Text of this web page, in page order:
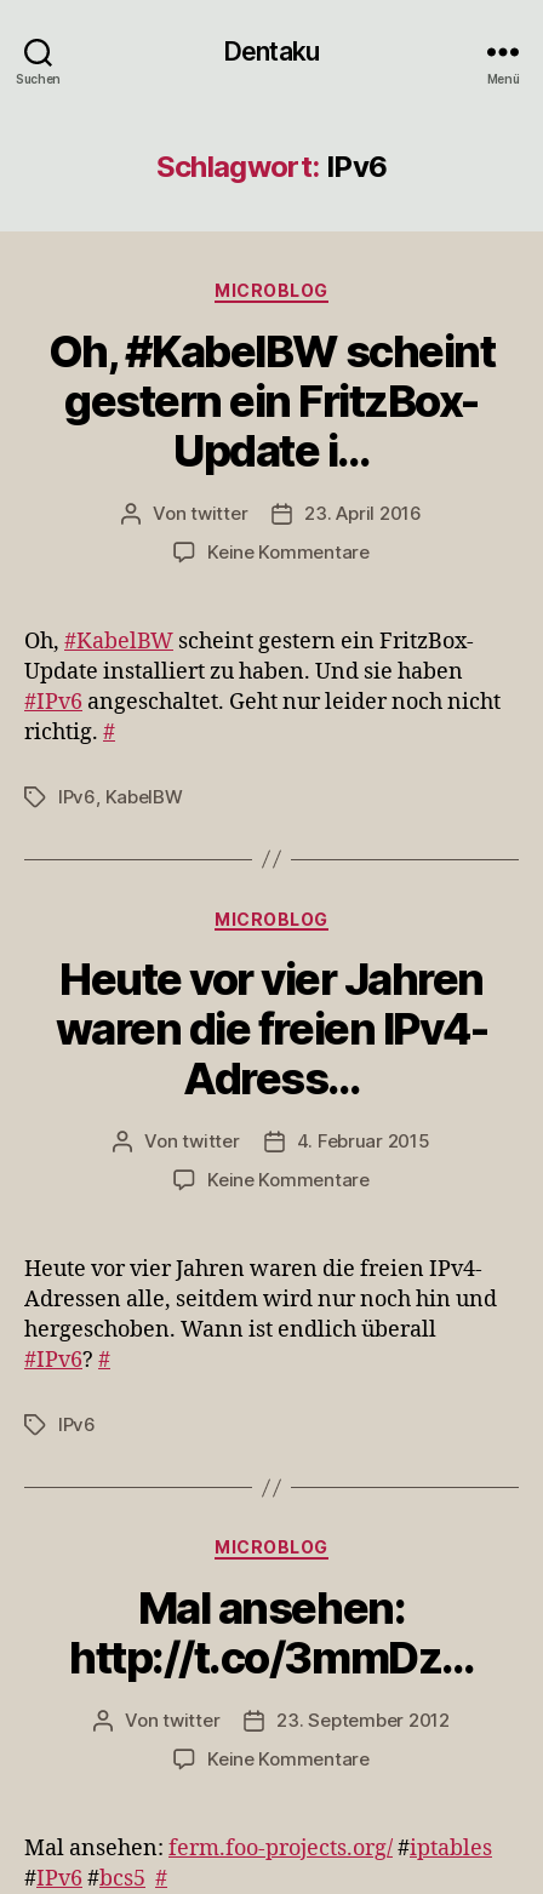
Suchen
Dentaku
Menü
Schlagwort: IPv6
Kategorien
MICROBLOG
Oh, #KabelBW scheint
gestern ein FritzBox-
Update i…
Beitragsautor
Vontwitter Veröffentlichungsdatum
23. April 2016
Keine Kommentarezu
scheint
gestern
ein
FritzBox-
Oh, #KabelBW scheint gestern ein FritzBox-
Update installiert zu haben. Und sie haben
#IPv6 angeschaltet. Geht nur leider noch nicht
richtig. #
Schlagwörter
IPv6 KabelBW
Kategorien
MICROBLOG
Heute vor vier Jahren
waren die freien IPv4-
Adress…
Beitragsautor
Vontwitter Veröffentlichungsdatum
4. Februar 2015
Keine Kommentarezu
vier
Jahren
waren
die
Heute vor vier Jahren waren die freien IPv4-
Adressen alle, seitdem wird nur noch hin und
hergeschoben. Wann ist endlich überall
#IPv6? #
Schlagwörter
IPv6
Kategorien
MICROBLOG
Mal ansehen:
http://t.co/3mmDz…
Beitragsautor
Vontwitter Veröffentlichungsdatum
23. September 2012
Keine Kommentarezu
http://t.co/3mmDz…
Mal ansehen: ferm.foo-projects.org/#iptables
#IPv6 #bcs5 #